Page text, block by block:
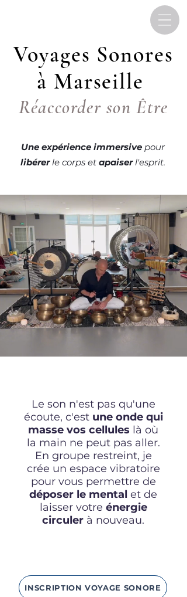
Voyages Sonores
à Marseille
Réaccorder son Être
Une expérience immersive pour
libérerle corps et apaiserl'esprit.
Le son n'est pas qu'une
écoute, c'est une onde qui
masse vos cellules là où
la main ne peut pas aller.
En groupe restreint, je
crée un espace vibratoire
pour vous permettre de
déposer le mental et de
laisser votre énergie
circuler à nouveau.
INSCRIPTION VOYAGE SONORE